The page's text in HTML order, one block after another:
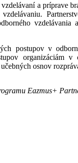
a príprave
postupov v
organizáciám v
osnov
Eazmus+